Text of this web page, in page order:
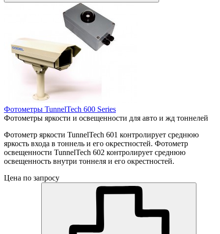
Фотометры TunnelTech 600 Series
Фотометры яркости и освещенности для авто и жд тоннелей
Фотометр яркости TunnelTech 601 контролирует среднюю
яркость входа в тоннель и его окрестностей. Фотометр
освещенности TunnelTech 602 контролирует среднюю
освещенность внутри тоннеля и его окрестностей.
Цена по запросу